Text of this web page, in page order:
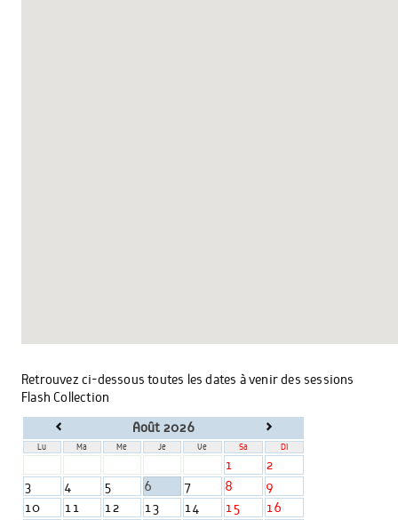
Retrouvez ci-dessous toutes les dates à venir des sessions
Flash Collection
< Août 2026 >
Lu Ma Me Je Ve Sa Di
1
2
3
4 5 6 7 8
9
10
11 12 13 14 15
16